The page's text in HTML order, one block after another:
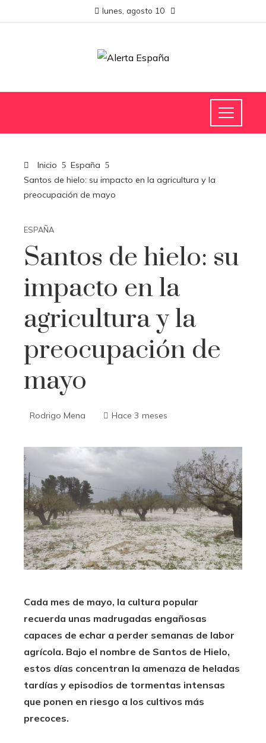
lunes, agosto 10
Inicio
España
Santos de hielo: su impacto en la agricultura y la
preocupación de mayo
ESPAÑA
Santos de hielo: su
impacto en la
agricultura y la
preocupación de
mayo
Rodrigo Mena Hace 3 meses
Cada mes de mayo, la cultura popular
recuerda unas madrugadas engañosas
capaces de echar a perder semanas de labor
agrícola. Bajo el nombre de Santos de Hielo,
estos días concentran la amenaza de heladas
tardías y episodios de tormentas intensas
que ponen en riesgo a los cultivos más
precoces.